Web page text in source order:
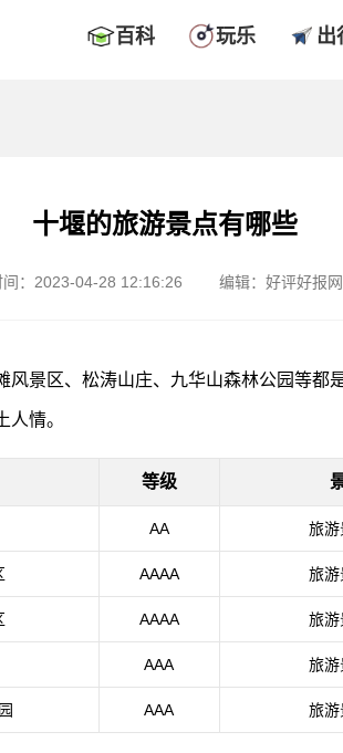
百科 玩乐 出
十堰的旅游景点有哪些
间：2023-04-28 12:16:26 编辑：好评好报网
风景区、松涛山庄、九华山森林公园等都
情。
等级
AA 旅游
AAAA 旅游
AAAA 旅游
AAA 旅游
AAA 旅游